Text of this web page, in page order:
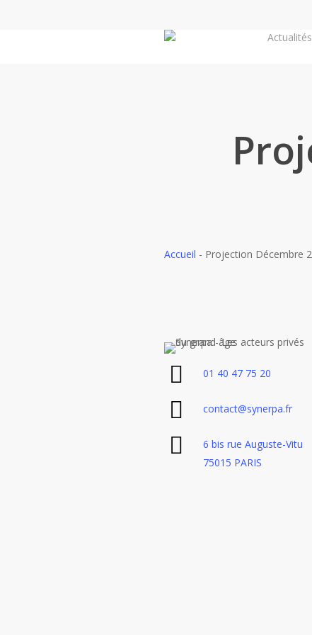
Actualités
Accueil - Projection Décembre
01 40 47 75 20
contact@synerpa.fr
6 bis rue Auguste-Vitu
75015 PARIS